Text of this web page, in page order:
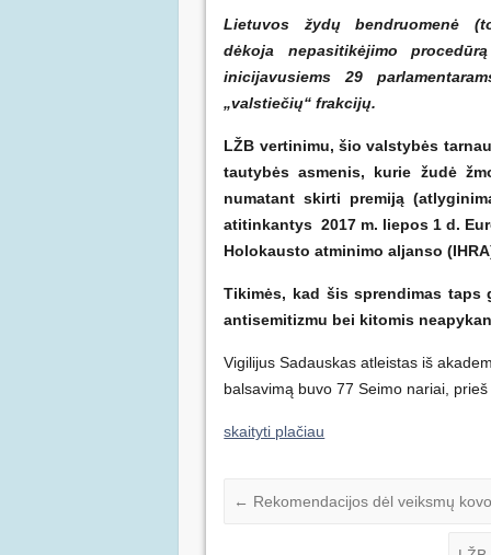
Lietuvos žydų bendruomenė
dėkoja nepasitikėjimo
inicijavusiems 29
„valstiečių“ frakcijų.
LŽB vertinimu, šio valstybės
tautybės asmenis, kurie žudė
numatant skirti premiją
atitinkantys 2017 m. liepos 1 d.
Holokausto atminimo aljanso
Tikimės, kad šis sprendimas
antisemitizmu bei kitomis
Vigilijus Sadauskas atleistas iš
balsavimą buvo 77 Seimo nariai,
skaityti plačiau
← Rekomendacijos dėl veiksmų